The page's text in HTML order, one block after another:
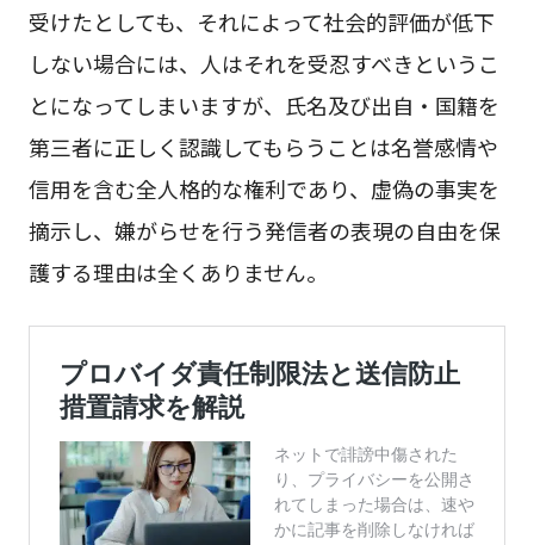
受けたとしても、それによって社会的評価が低下
しない場合には、人はそれを受忍すべきというこ
とになってしまいますが、氏名及び出自・国籍を
第三者に正しく認識してもらうことは名誉感情や
信用を含む全人格的な権利であり、虚偽の事実を
摘示し、嫌がらせを行う発信者の表現の自由を保
護する理由は全くありません。